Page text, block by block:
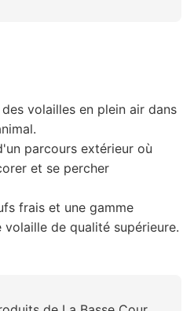
volailles en plein air dans
parcours extérieur où
et se percher
frais et une gamme
de qualité supérieure.